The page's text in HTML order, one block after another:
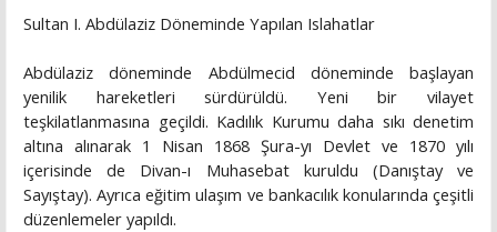
Sultan I. Abdülaziz Döneminde Yapılan Islahatlar
Abdülaziz döneminde Abdülmecid döneminde başlayan
yenilik hareketleri sürdürüldü. Yeni bir vilayet
teşkilatlanmasına geçildi. Kadılık Kurumu daha sıkı denetim
altına alınarak 1 Nisan 1868 Şura-yı Devlet ve 1870 yılı
içerisinde de Divan-ı Muhasebat kuruldu (Danıştay ve
Sayıştay). Ayrıca eğitim ulaşım ve bankacılık konularında çeşitli
düzenlemeler yapıldı.